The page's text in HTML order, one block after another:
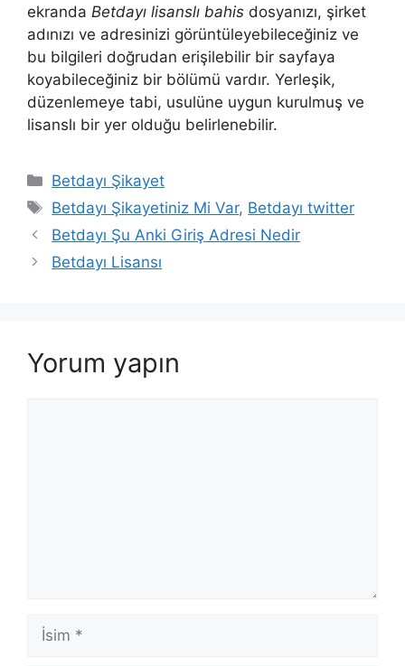
ekranda Betdayı lisanslı bahis dosyanızı, şirket
adınızı ve adresinizi görüntüleyebileceğiniz ve
bu bilgileri doğrudan erişilebilir bir sayfaya
koyabileceğiniz bir bölümü vardır. Yerleşik,
düzenlemeye tabi, usulüne uygun kurulmuş ve
lisanslı bir yer olduğu belirlenebilir.
Kategoriler
Betdayı Şikayet
Etiketler
Betdayı Şikayetiniz Mi Var, Betdayı twitter
Betdayı Şu Anki Giriş Adresi Nedir
Betdayı Lisansı
Yorum yapın
İsim